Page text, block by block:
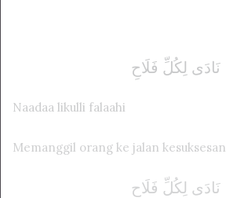
نَادَى لِكُلِّ فَلَاحِ
Naadaa likulli falaahi
Memanggil orang ke jalan kesuksesan
نَادَى لِكُلِّ فَلَاحِ